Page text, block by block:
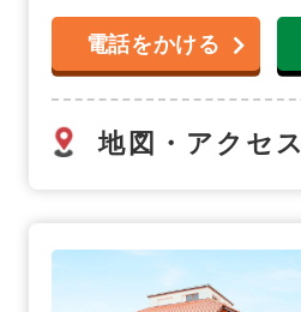
電話をかける
地図・アクセス